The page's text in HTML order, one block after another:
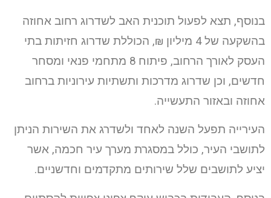
בנוסף, תצא לפעול תוכנית האב לשדרוג רחוב אחוזה
בהשקעה של 4 מיליון ₪, הכוללת שדרוג חזיתות בתי
העסק לאורך הרחוב, פיתוח 8 מתחמי פנאי ומסחר
חדשים, וכן שדרוג מדרכות ותשתיות עירוניות ברחוב
אחוזה ובאזור התעשייה.
העירייה תפעל השנה לאחד ולשדרג את השירות הניתן
לתושבי העיר, כולל במסגרת מערך עיר חכמה, אשר
יציע לתושבים שלל שירותים מתקדמים וחדשניים.